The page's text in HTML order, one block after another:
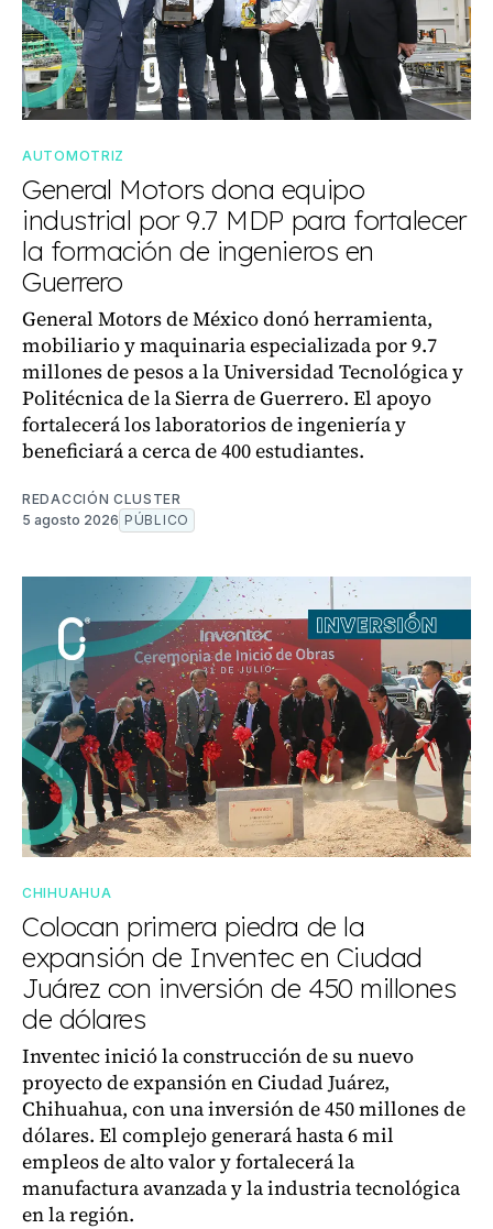
AUTOMOTRIZ
General Motors dona equipo
industrial por 9.7 MDP para fortalecer
la formación de ingenieros en
Guerrero
General Motors de México donó herramienta,
mobiliario y maquinaria especializada por 9.7
millones de pesos a la Universidad Tecnológica y
Politécnica de la Sierra de Guerrero. El apoyo
fortalecerá los laboratorios de ingeniería y
beneficiará a cerca de 400 estudiantes.
REDACCIÓN CLUSTER
5 agosto 2026 PÚBLICO
CHIHUAHUA
Colocan primera piedra de la
expansión de Inventec en Ciudad
Juárez con inversión de 450 millones
de dólares
Inventec inició la construcción de su nuevo
proyecto de expansión en Ciudad Juárez,
Chihuahua, con una inversión de 450 millones de
dólares. El complejo generará hasta 6 mil
empleos de alto valor y fortalecerá la
manufactura avanzada y la industria tecnológica
en la región.